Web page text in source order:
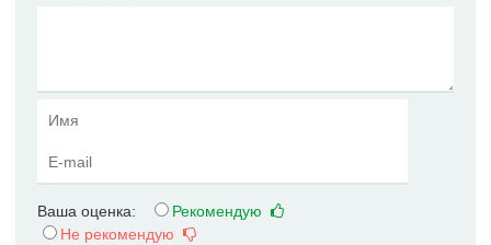
Ваша оценка:
Рекомендую
Не рекомендую